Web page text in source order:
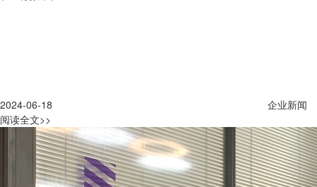
2024-06-18
企业新闻
阅读全文>>